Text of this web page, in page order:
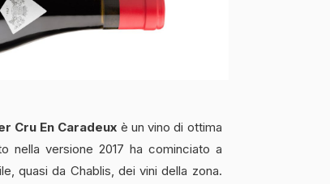
Cru En Caradeux è un vino di ottima
nella versione 2017 ha cominciato a
quasi da Chablis, dei vini della zona.